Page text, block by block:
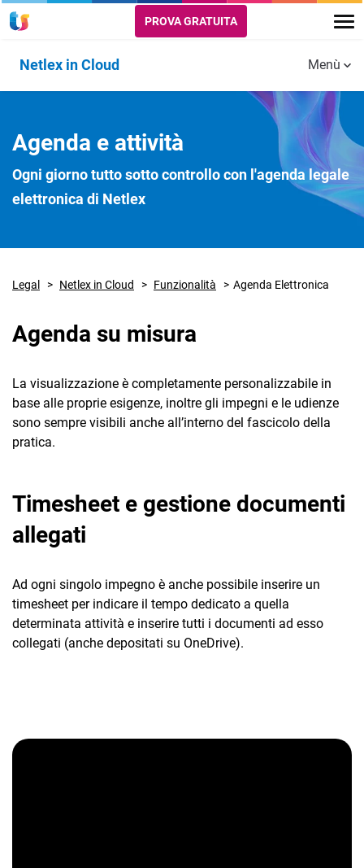
CRM
Ecommerce
Fatturazione
Financial Solutions
TeamSystem Corporate
PROVA GRATUITA
Netlex in Cloud
Deposito
Legale
Tutte le
funzionalità
Risorse utili
brochure
Richiedi informazioni
Menù
Agenda e attività
Ogni giorno tutto sotto controllo con l'agenda legale
elettronica di Netlex
Legal Netlex in Cloud Funzionalità Agenda Elettronica
Agenda su misura
La visualizzazione è completamente personalizzabile in
base alle proprie esigenze, inoltre gli impegni e le udienze
sono sempre visibili anche all’interno del fascicolo della
pratica.
Timesheet e gestione documenti
allegati
Ad ogni singolo impegno è anche possibile inserire un
timesheet per indicare il tempo dedicato a quella
determinata attività e inserire tutti i documenti ad esso
collegati (anche depositati su OneDrive).